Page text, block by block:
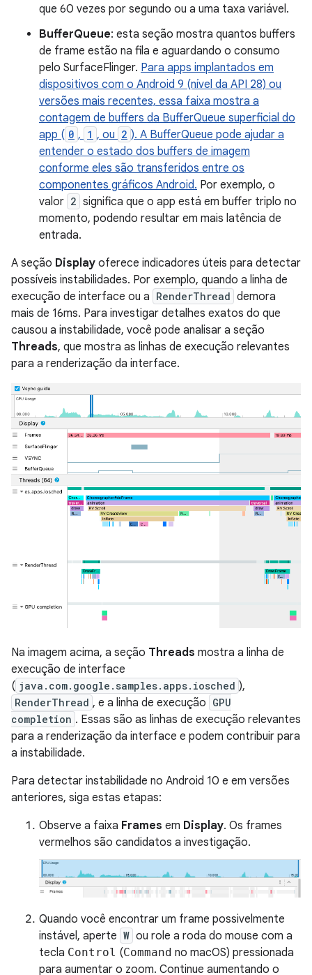
que 60 vezes por segundo ou a uma taxa variável.
BufferQueue: esta seção mostra quantos buffers
de frame estão na fila e aguardando o consumo
pelo SurfaceFlinger. Para apps implantados em
dispositivos com o Android 9 (nível da API 28) ou
versões mais recentes, essa faixa mostra a
contagem de buffers da BufferQueue superficial do
app ( 0 , 1 , ou 2 ). A BufferQueue pode ajudar a
entender o estado dos buffers de imagem
conforme eles são transferidos entre os
componentes gráficos Android. Por exemplo, o
valor 2 significa que o app está em buffer triplo no
momento, podendo resultar em mais latência de
entrada.
A seção Display oferece indicadores úteis para detectar
possíveis instabilidades. Por exemplo, quando a linha de
execução de interface ou a RenderThread demora
mais de 16ms. Para investigar detalhes exatos do que
causou a instabilidade, você pode analisar a seção
Threads, que mostra as linhas de execução relevantes
para a renderização da interface.
Na imagem acima, a seção Threads mostra a linha de
execução de interface
( java.com.google.samples.apps.iosched ),
RenderThread , e a linha de execução GPU
completion . Essas são as linhas de execução relevantes
para a renderização da interface e podem contribuir para
a instabilidade.
Para detectar instabilidade no Android 10 e em versões
anteriores, siga estas etapas:
Observe a faixa Frames em Display. Os frames
vermelhos são candidatos a investigação.
Quando você encontrar um frame possivelmente
instável, aperte W ou role a roda do mouse com a
tecla Control (Command no macOS) pressionada
para aumentar o zoom. Continue aumentando o